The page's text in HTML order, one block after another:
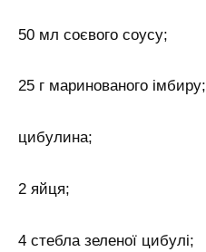
50 мл соєвого соусу;
25 г маринованого імбиру;
цибулина;
2 яйця;
4 стебла зеленої цибулі;